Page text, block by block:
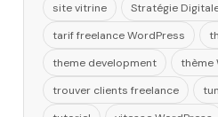
site vitrine
Stratégie
tarif freelance WordPress
theme development
thème
trouver clients freelance